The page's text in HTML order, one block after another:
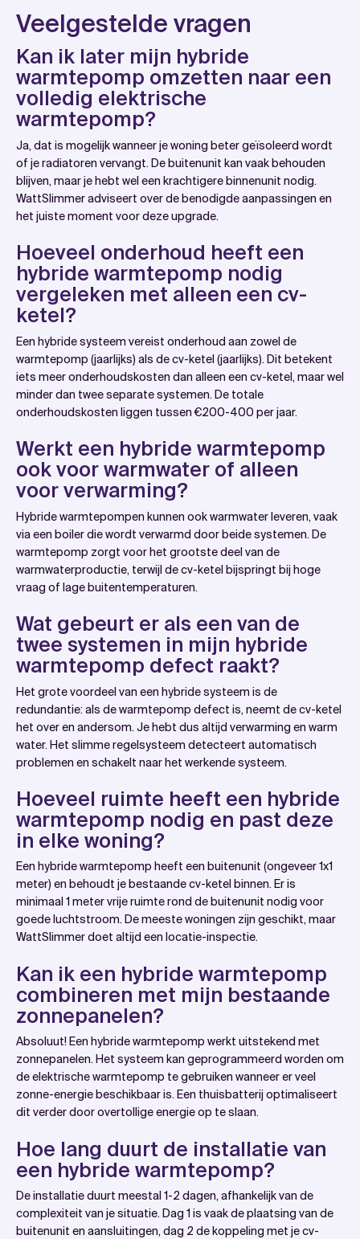
Veelgestelde vragen
Kan ik later mijn hybride
warmtepomp omzetten naar een
volledig elektrische
warmtepomp?
Ja, dat is mogelijk wanneer je woning beter geïsoleerd wordt
of je radiatoren vervangt. De buitenunit kan vaak behouden
blijven, maar je hebt wel een krachtigere binnenunit nodig.
WattSlimmer adviseert over de benodigde aanpassingen en
het juiste moment voor deze upgrade.
Hoeveel onderhoud heeft een
hybride warmtepomp nodig
vergeleken met alleen een cv-
ketel?
Een hybride systeem vereist onderhoud aan zowel de
warmtepomp (jaarlijks) als de cv-ketel (jaarlijks). Dit betekent
iets meer onderhoudskosten dan alleen een cv-ketel, maar wel
minder dan twee separate systemen. De totale
onderhoudskosten liggen tussen €200-400 per jaar.
Werkt een hybride warmtepomp
ook voor warmwater of alleen
voor verwarming?
Hybride warmtepompen kunnen ook warmwater leveren, vaak
via een boiler die wordt verwarmd door beide systemen. De
warmtepomp zorgt voor het grootste deel van de
warmwaterproductie, terwijl de cv-ketel bijspringt bij hoge
vraag of lage buitentemperaturen.
Wat gebeurt er als een van de
twee systemen in mijn hybride
warmtepomp defect raakt?
Het grote voordeel van een hybride systeem is de
redundantie: als de warmtepomp defect is, neemt de cv-ketel
het over en andersom. Je hebt dus altijd verwarming en warm
water. Het slimme regelsysteem detecteert automatisch
problemen en schakelt naar het werkende systeem.
Hoeveel ruimte heeft een hybride
warmtepomp nodig en past deze
in elke woning?
Een hybride warmtepomp heeft een buitenunit (ongeveer 1x1
meter) en behoudt je bestaande cv-ketel binnen. Er is
minimaal 1 meter vrije ruimte rond de buitenunit nodig voor
goede luchtstroom. De meeste woningen zijn geschikt, maar
WattSlimmer doet altijd een locatie-inspectie.
Kan ik een hybride warmtepomp
combineren met mijn bestaande
zonnepanelen?
Absoluut! Een hybride warmtepomp werkt uitstekend met
zonnepanelen. Het systeem kan geprogrammeerd worden om
de elektrische warmtepomp te gebruiken wanneer er veel
zonne-energie beschikbaar is. Een thuisbatterij optimaliseert
dit verder door overtollige energie op te slaan.
Hoe lang duurt de installatie van
een hybride warmtepomp?
De installatie duurt meestal 1-2 dagen, afhankelijk van de
complexiteit van je situatie. Dag 1 is vaak de plaatsing van de
buitenunit en aansluitingen, dag 2 de koppeling met je cv-